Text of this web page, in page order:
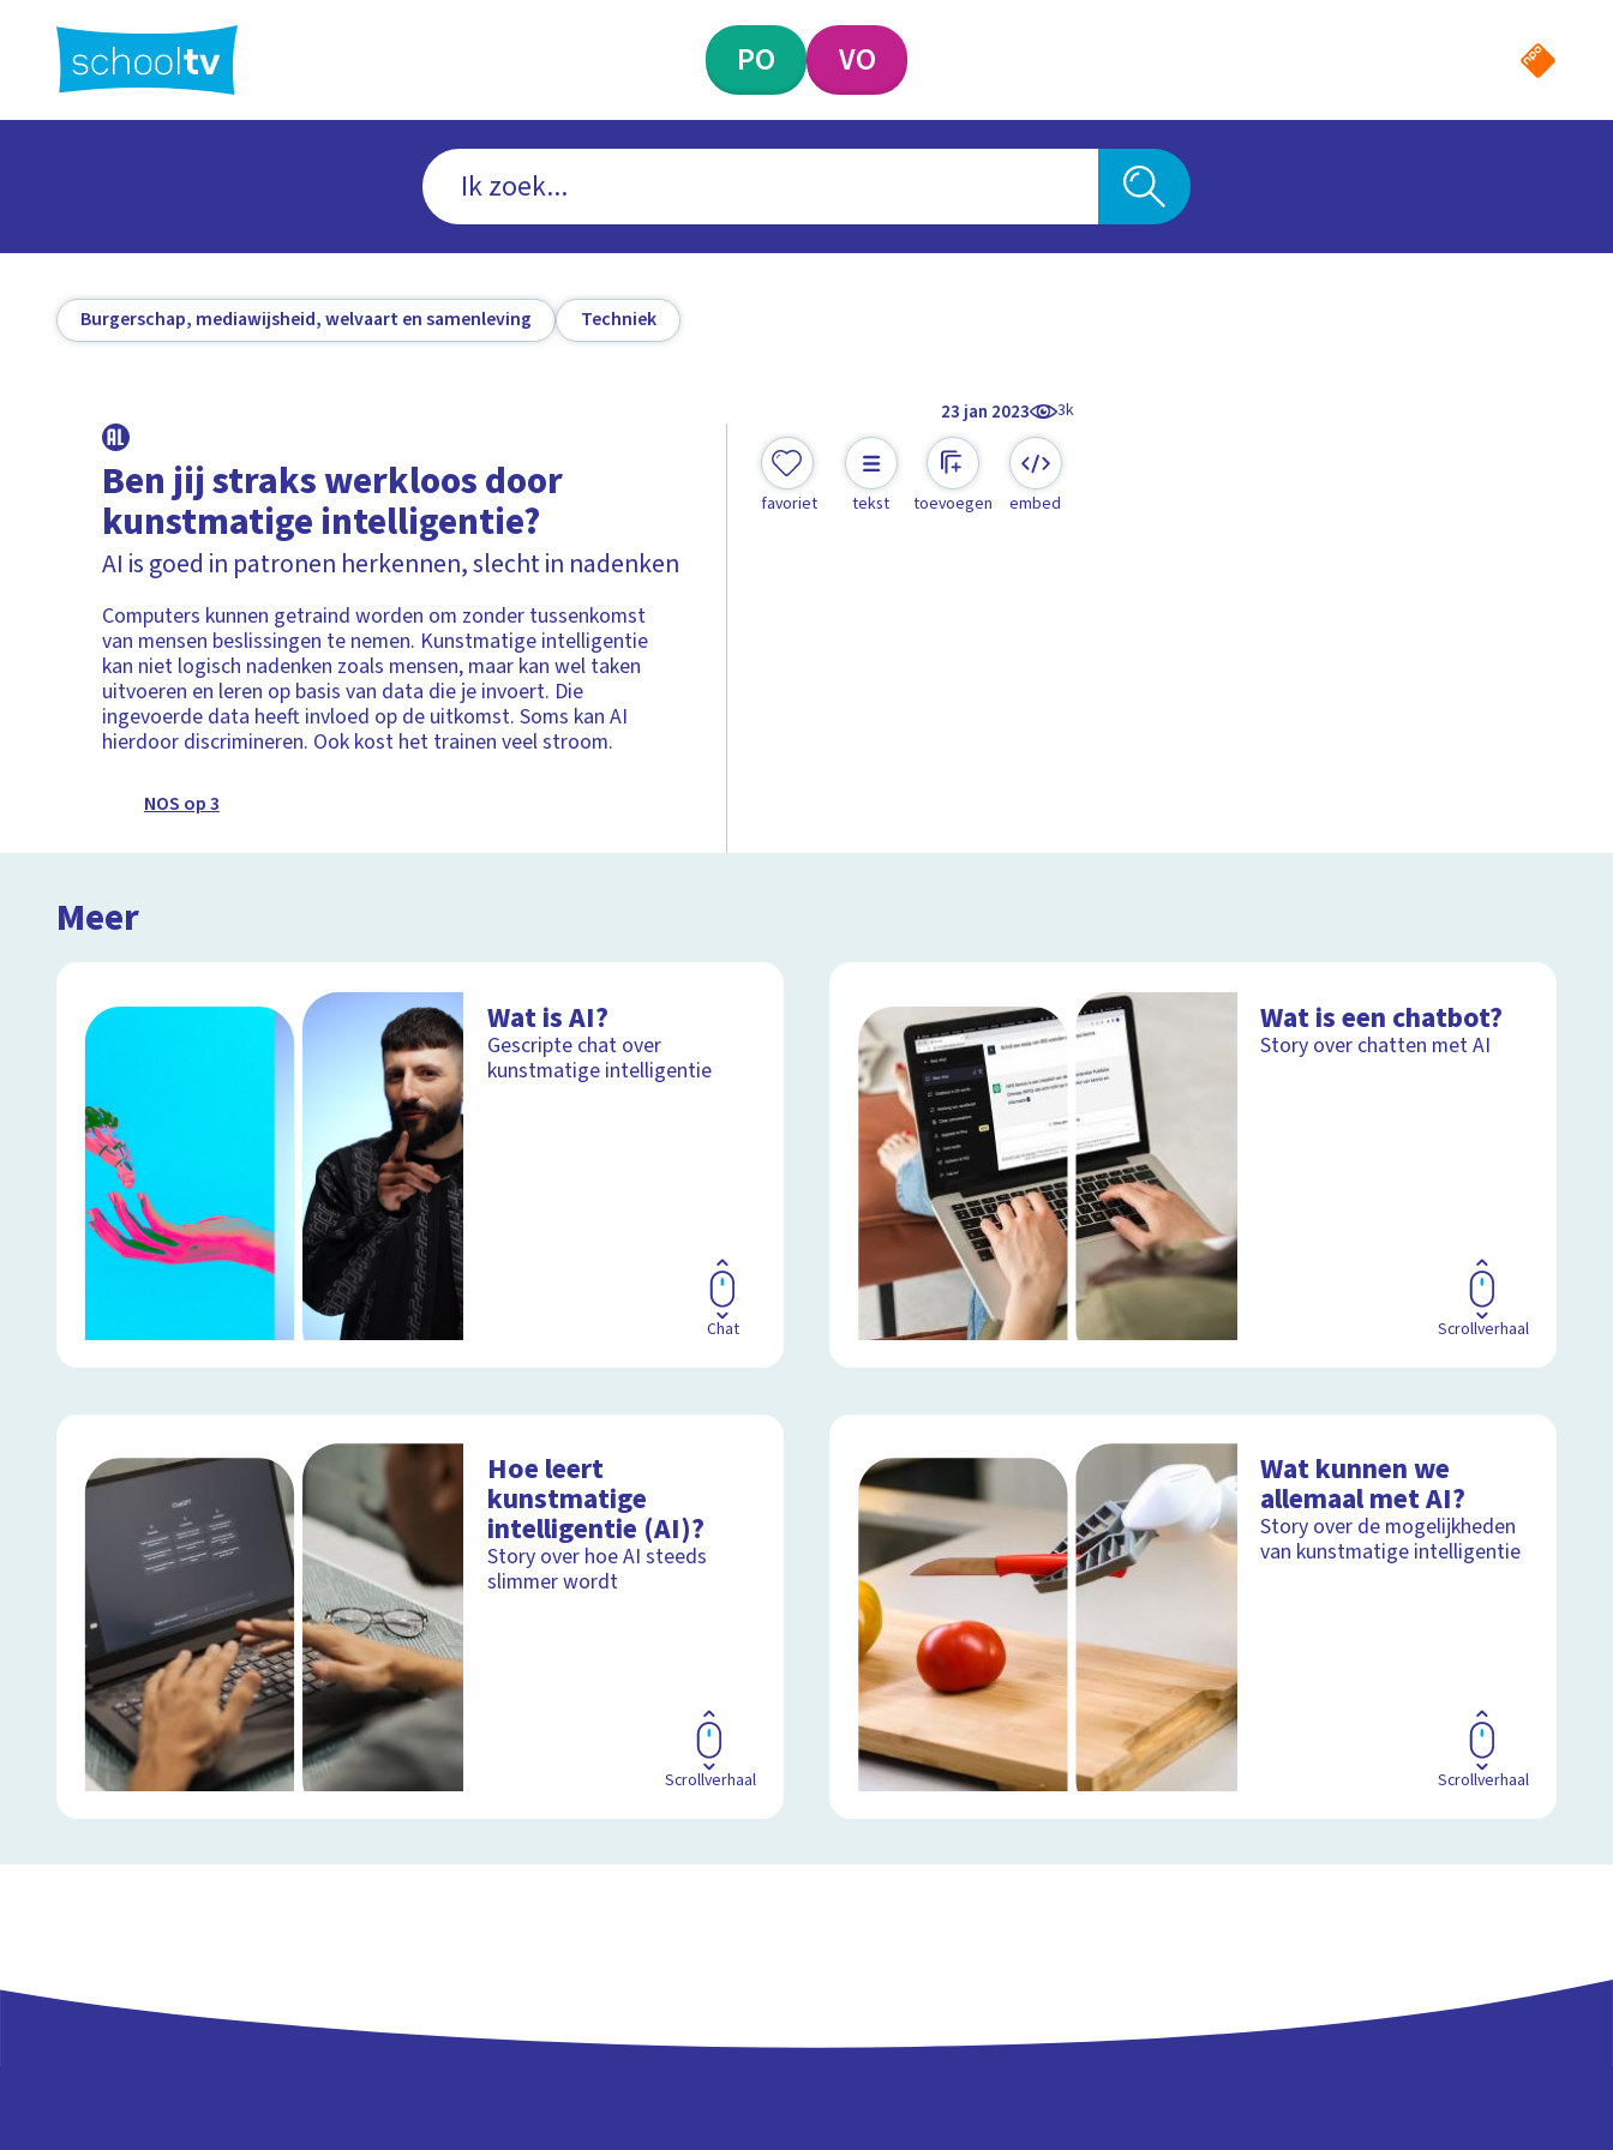
hoofdinhoud
PO VO
Burgerschap, mediawijsheid, welvaart en samenleving Techniek
23 jan 2023 3k
Ben jij straks werkloos door
kunstmatige intelligentie?
AI is goed in patronen herkennen, slecht in nadenken
Computers kunnen getraind worden om zonder tussenkomst
van mensen beslissingen te nemen. Kunstmatige intelligentie
kan niet logisch nadenken zoals mensen, maar kan wel taken
uitvoeren en leren op basis van data die je invoert. Die
ingevoerde data heeft invloed op de uitkomst. Soms kan AI
hierdoor discrimineren. Ook kost het trainen veel stroom.
NOS op 3
favoriet tekst toevoegen embed
Meer
Wat is AI?
Gescripte chat over
kunstmatige intelligentie
Chat
Wat is een chatbot?
Story over chatten met AI
Scrollverhaal
Hoe leert
kunstmatige
intelligentie (AI)?
Story over hoe AI steeds
slimmer wordt
Scrollverhaal
Wat kunnen we
allemaal met AI?
Story over de mogelijkheden
van kunstmatige intelligentie
Scrollverhaal